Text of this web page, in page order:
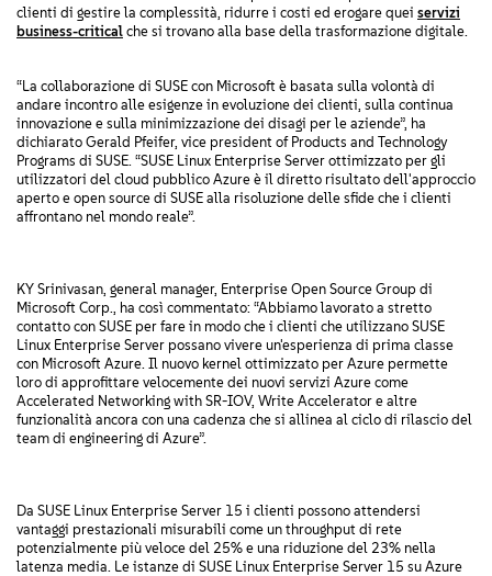
clienti di gestire la complessità, ridurre i costi ed erogare quei servizi
business-critical che si trovano alla base della trasformazione digitale.
“La collaborazione di SUSE con Microsoft è basata sulla volontà di
andare incontro alle esigenze in evoluzione dei clienti, sulla continua
innovazione e sulla minimizzazione dei disagi per le aziende”, ha
dichiarato Gerald Pfeifer, vice president of Products and Technology
Programs di SUSE. “SUSE Linux Enterprise Server ottimizzato per gli
utilizzatori del cloud pubblico Azure è il diretto risultato dell'approccio
aperto e open source di SUSE alla risoluzione delle sfide che i clienti
affrontano nel mondo reale”.
KY Srinivasan, general manager, Enterprise Open Source Group di
Microsoft Corp., ha così commentato: “Abbiamo lavorato a stretto
contatto con SUSE per fare in modo che i clienti che utilizzano SUSE
Linux Enterprise Server possano vivere un'esperienza di prima classe
con Microsoft Azure. Il nuovo kernel ottimizzato per Azure permette
loro di approfittare velocemente dei nuovi servizi Azure come
Accelerated Networking with SR-IOV, Write Accelerator e altre
funzionalità ancora con una cadenza che si allinea al ciclo di rilascio del
team di engineering di Azure”.
Da SUSE Linux Enterprise Server 15 i clienti possono attendersi
vantaggi prestazionali misurabili come un throughput di rete
potenzialmente più veloce del 25% e una riduzione del 23% nella
latenza media. Le istanze di SUSE Linux Enterprise Server 15 su Azure